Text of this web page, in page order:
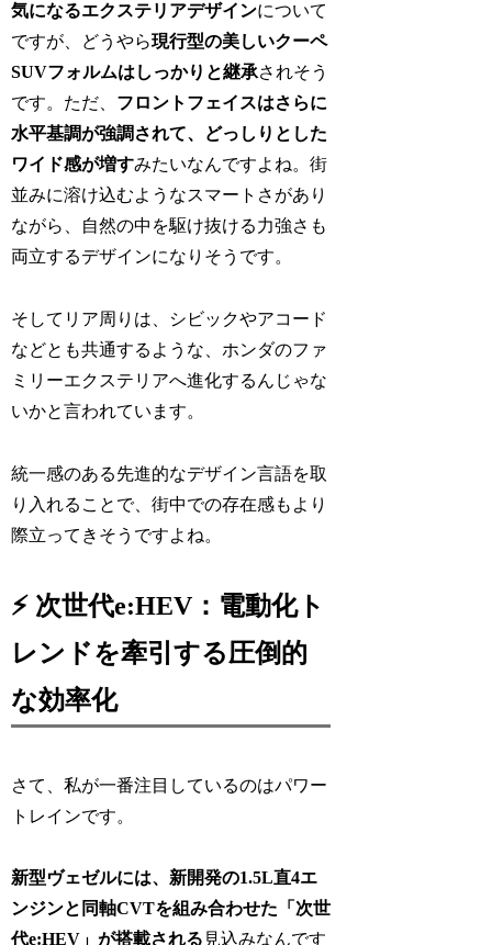
気になるエクステリアデザインについて
ですが、どうやら現行型の美しいクーペ
SUVフォルムはしっかりと継承されそう
です。ただ、 フロントフェイスはさらに
水平基調が強調されて、どっしりとした
ワイド感が増すみたいなんですよね。街
並みに溶け込むようなスマートさがあり
ながら、自然の中を駆け抜ける力強さも
両立するデザインになりそうです。
そしてリア周りは、シビックやアコード
などとも共通するような、ホンダのファ
ミリーエクステリアへ進化するんじゃな
いかと言われています。
統一感のある先進的なデザイン言語を取
り入れることで、街中での存在感もより
際立ってきそうですよね。
⚡ 次世代e:HEV：電動化ト
レンドを牽引する圧倒的
な効率化
さて、私が一番注目しているのはパワー
トレインです。
新型ヴェゼルには、新開発の1.5L直4エ
ンジンと同軸CVTを組み合わせた「次世
代e:HEV」が搭載される 見込みなんです